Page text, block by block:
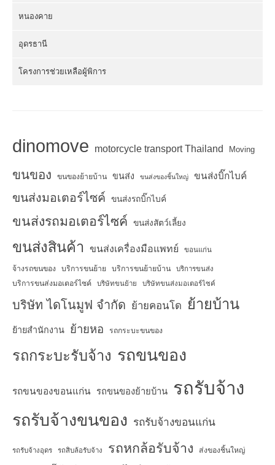
หนองคาย
อุดรธานี
โครงการช่วยเหลือผู้พิการ
dinomove motorcycle transport Thailand Moving
ขนของ ขนของย้ายบ้าน ขนส่ง ขนส่งของชิ้นใหญ่ ขนส่งบิ๊กไบค์
ขนส่งมอเตอร์ไซค์ ขนส่งรถบิ๊กไบค์
ขนส่งรถมอเตอร์ไซค์ ขนส่งสัตว์เลี้ยง
ขนส่งสินค้า ขนส่งเครื่องมือแพทย์ ขอนแก่น
จ้างรถขนของ บริการขนย้าย บริการขนย้ายบ้าน บริการขนส่ง
บริการขนส่งมอเตอร์ไซค์ บริษัทขนย้าย บริษัทขนส่งมอเตอร์ไซค์
บริษัท ไดโนมูฟ จำกัด ย้ายคอนโด ย้ายบ้าน
ย้ายสำนักงาน ย้ายหอ รถกระบะขนของ
รถกระบะรับจ้าง รถขนของ
รถขนของขอนแก่น รถขนของย้ายบ้าน รถรับจ้าง
รถรับจ้างขนของ รถรับจ้างขอนแก่น
รถรับจ้างอุดร รถสิบล้อรับจ้าง รถหกล้อรับจ้าง ส่งของชิ้นใหญ่